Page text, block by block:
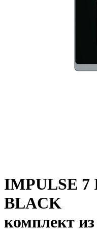
IMPULSE
BLACK
комплект